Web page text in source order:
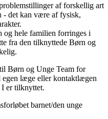
af forskellig art
- det kan være af fysisk,
og hele familien forringes i
fra den tilknyttede Børn og
Børn og Unge Team for
egen læge eller kontaktlægen
er tilknyttet.
barnet/den unge